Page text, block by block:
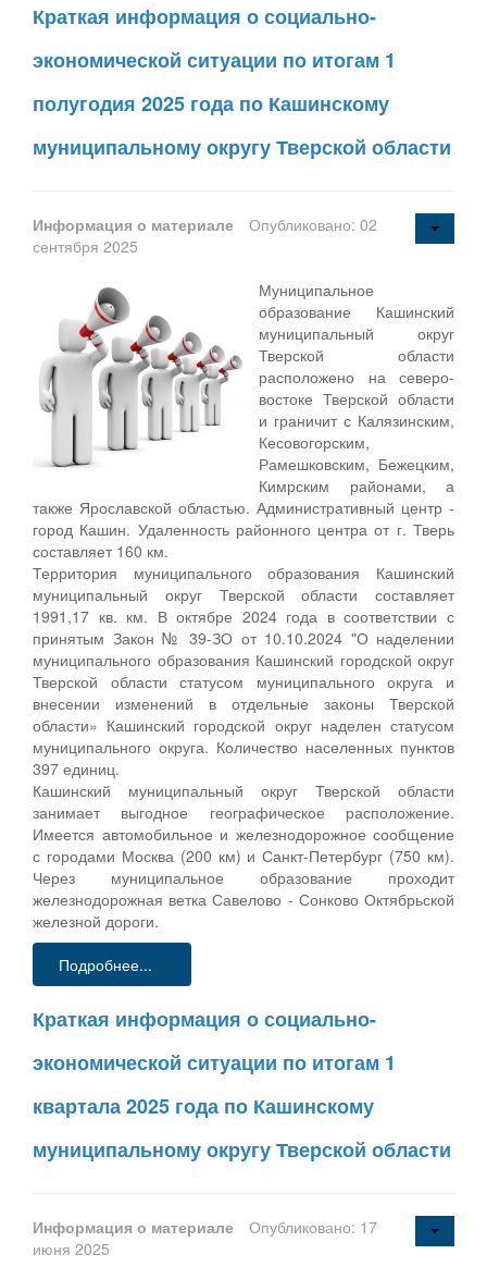
Краткая информация о социально-
экономической ситуации по итогам 1
полугодия 2025 года по Кашинскому
муниципальному округу Тверской области
Информация о материале
Опубликовано: 02
сентября 2025
Муниципальное
образование Кашинский
муниципальный округ
Тверской области
расположено на северо-
востоке Тверской области
и граничит с Калязинским,
Кесовогорским,
Рамешковским, Бежецким,
Кимрским районами, а
также Ярославской областью. Административный центр -
город Кашин. Удаленность районного центра от г. Тверь
составляет 160 км.
Территория муниципального образования Кашинский
муниципальный округ Тверской области составляет
1991,17 кв. км. В октябре 2024 года в соответствии с
принятым Закон № 39-ЗО от 10.10.2024 "О наделении
муниципального образования Кашинский городской округ
Тверской области статусом муниципального округа и
внесении изменений в отдельные законы Тверской
области» Кашинский городской округ наделен статусом
муниципального округа. Количество населенных пунктов
397 единиц.
Кашинский муниципальный округ Тверской области
занимает выгодное географическое расположение.
Имеется автомобильное и железнодорожное сообщение
с городами Москва (200 км) и Санкт-Петербург (750 км).
Через муниципальное образование проходит
железнодорожная ветка Савелово - Сонково Октябрьской
железной дороги.
Подробнее...
Краткая информация о социально-
экономической ситуации по итогам 1
квартала 2025 года по Кашинскому
муниципальному округу Тверской области
Информация о материале
Опубликовано: 17
июня 2025